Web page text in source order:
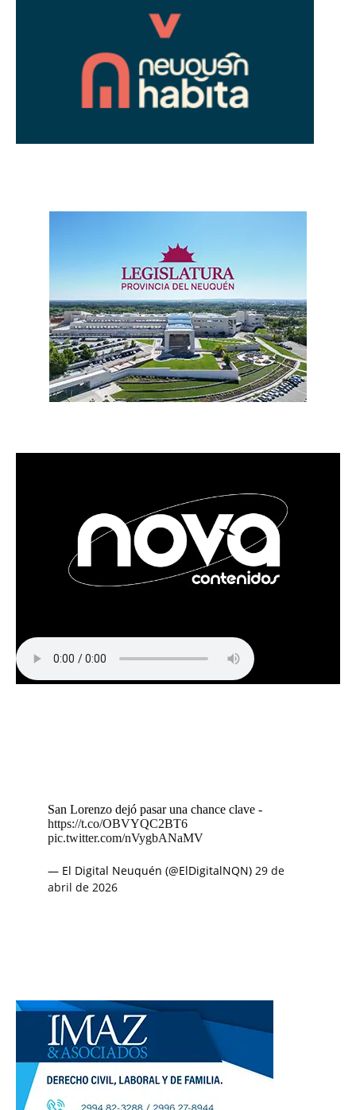
San Lorenzo dejó pasar una chance clave -
https://t.co/OBVYQC2BT6
pic.twitter.com/nVygbANaMV
— El Digital Neuquén (@ElDigitalNQN) 29 de
abril de 2026